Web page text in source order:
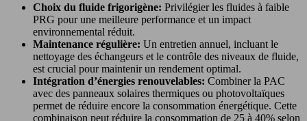
Choix du fluide frigorigène: Privilégier les fluides à faible
PRG pour une meilleure performance et un impact
environnemental réduit.
Maintenance régulière: Un entretien annuel, incluant le
nettoyage des échangeurs et le contrôle des niveaux de fluide,
est crucial pour maintenir un rendement optimal.
Intégration d’énergies renouvelables: Combiner la PAC
avec des panneaux solaires thermiques ou photovoltaïques
permet de réduire encore la consommation énergétique. Cette
combinaison peut réduire la consommation de 25 à 40% selon